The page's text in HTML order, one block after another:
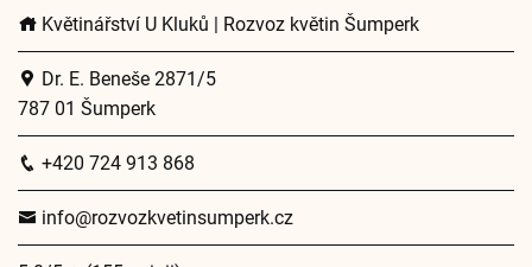
Květinářství U Kluků | Rozvoz květin Šumperk
Dr. E. Beneše 2871/5
787 01 Šumperk
+420 724 913 868
info@rozvozkvetinsumperk.cz